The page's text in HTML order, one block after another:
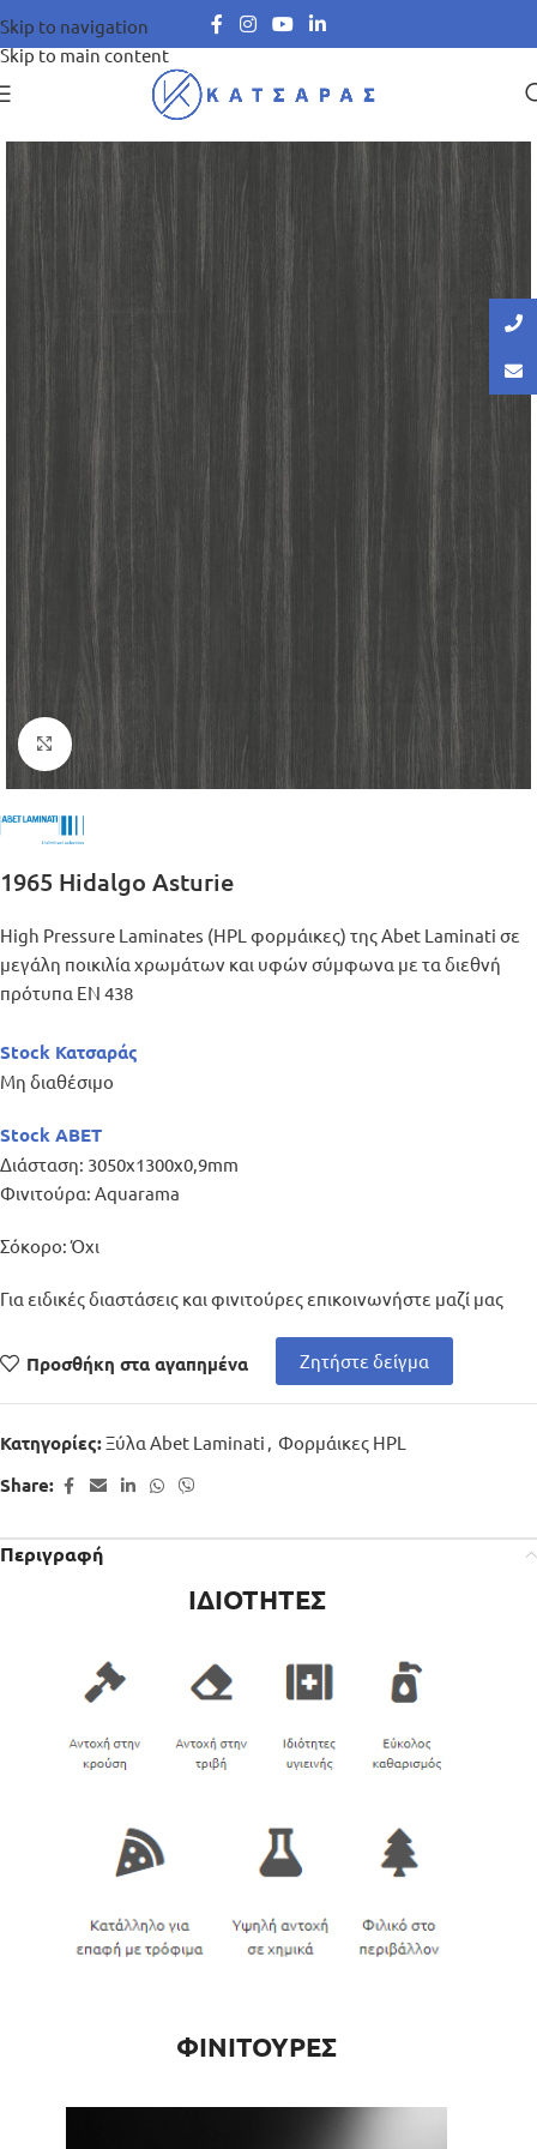
Skip to navigation
Skip to main content
Μεγέθυνση
1965 Hidalgo Asturie
High Pressure Laminates (HPL φορμάικες) της Abet Laminati σε
μεγάλη ποικιλία χρωμάτων και υφών σύμφωνα με τα διεθνή
πρότυπα ΕΝ 438
Stock Κατσαράς
Μη διαθέσιμο
Stock ABET
Διάσταση: 3050x1300x0,9mm
Φινιτούρα: Aquarama
Σόκορο: Όχι
Για ειδικές διαστάσεις και φινιτούρες επικοινωνήστε μαζί μας
Προσθήκη στα αγαπημένα Ζητήστε δείγμα
Κατηγορίες:Ξύλα Abet Laminati , Φορμάικες HPL
Share:
Περιγραφή
ΙΔΙΟΤΗΤΕΣ
ΦΙΝΙΤΟΥΡΕΣ